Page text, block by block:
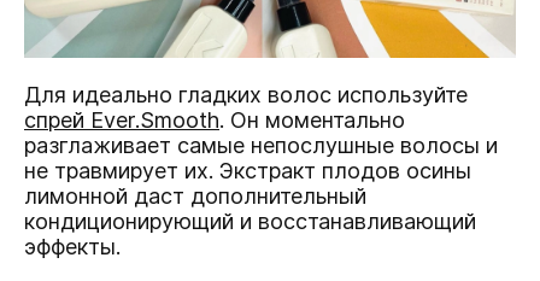
Для идеально гладких волос используйте
спрей Ever.Smooth. Он моментально
разглаживает самые непослушные волосы и
не травмирует их. Экстракт плодов осины
лимонной даст дополнительный
кондиционирующий и восстанавливающий
эффекты.